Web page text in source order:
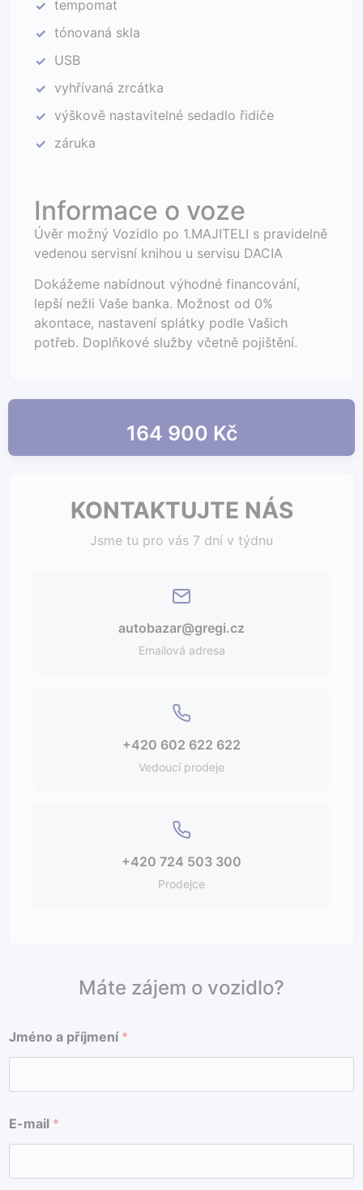
✓ tempomat
✓ tónovaná skla
✓ USB
✓ vyhřívaná zrcátka
✓ výškově nastavitelné sedadlo řidiče
✓ záruka
Informace o voze
Úvěr možný Vozidlo po 1.MAJITELI s pravidelně
vedenou servisní knihou u servisu DACIA
Dokážeme nabídnout výhodné financování,
lepší nežli Vaše banka. Možnost od 0%
akontace, nastavení splátky podle Vašich
potřeb. Doplňkové služby včetně pojištění.
164 900 Kč
KONTAKTUJTE NÁS
Jsme tu pro vás 7 dní v týdnu
autobazar@gregi.cz
Emailová adresa
+420 602 622 622
Vedoucí prodeje
+420 724 503 300
Prodejce
Máte zájem o vozidlo?
Jméno a příjmení *
e
l
f
*
E-mail *